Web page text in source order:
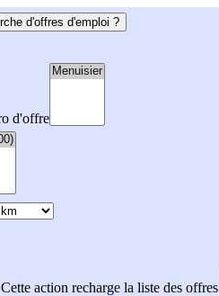
d'offres d'emploi ?
d'offre
Cette action recharge la liste des offres